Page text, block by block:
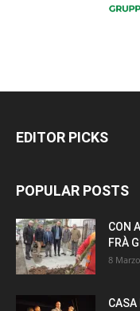
EDITOR PICKS
POPULAR POSTS
CON
FRÀ
8
CASA